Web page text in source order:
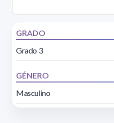
GRADO
Grado 3
GÉNERO
Masculino